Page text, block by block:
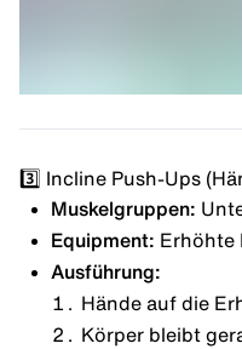
3️⃣ Incline Push-Ups
Muskelgruppen:
Equipment: Erhöhte
Ausführung:
Hände auf die
Körper bleibt